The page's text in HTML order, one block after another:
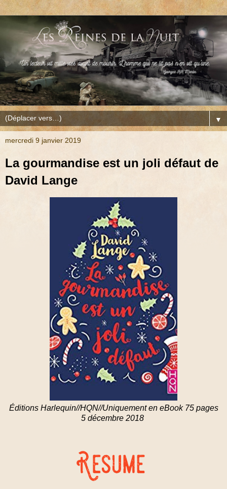
▼
mercredi 9 janvier 2019
La gourmandise est un joli défaut de
David Lange
Éditions Harlequin//HQN//Uniquement en eBook 75 pages
5 décembre 2018